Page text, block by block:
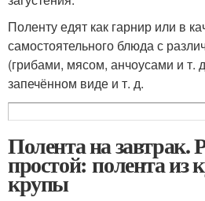
Поленту едят как гарнир или в
самостоятельного блюда с
(грибами, мясом, анчоусами и т.
запечённом виде и т. д.
Полента на завтрак.
простой: полента из
крупы